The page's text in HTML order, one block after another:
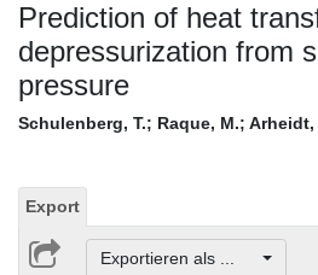
Prediction of heat
depressurization from
pressure
Schulenberg, T.; Raque, M.; Arheidt,
Export
Exportieren als ...